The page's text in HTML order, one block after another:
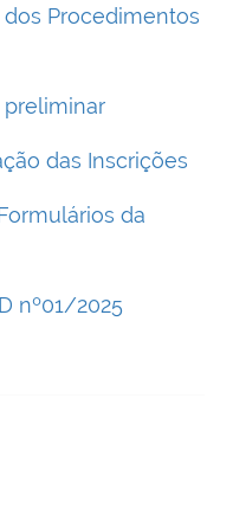
Procedimentos
das Inscrições
da
nº01/2025